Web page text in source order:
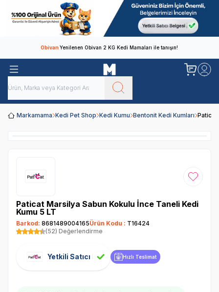
ObivanYenilenen Obivan 2 KG Kedi Mamaları ile tanışın!
Markamama Kedi Pet Shop Kedi Kumu Bentonit Kedi Kumları Paticat
Favoriye
Paticat Marsilya Sabun Kokulu İnce Taneli Kedi
Kumu 5 LT
Barkod: 8681489004165Ürün Kodu : T16424
(52) Değerlendirme
Yetkili Satıcı Hızlı Teslimat